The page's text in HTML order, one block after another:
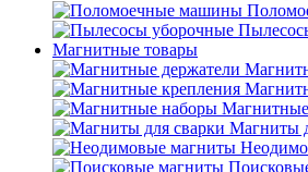
Магнитные товары
Магниты